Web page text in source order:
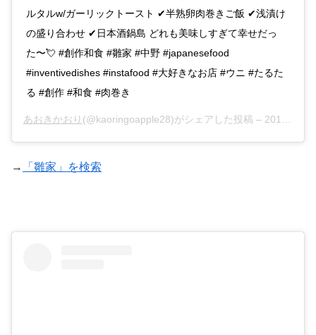
ルタルw/ガーリックトースト ✔︎半熟卵肉巻きご飯 ✔︎浅漬け
の盛り合わせ ✔︎日本酒鍋島 どれも美味しすぎて幸せだっ
た〜💘 #創作和食 #雛家 #中野 #japanesefood
#inventivedishes #instafood #大好きなお店 #ウニ #たるた
る #創作 #和食 #肉巻き
あおきかおり (@kaoringoapple28)がシェアした投稿 – 2019年11月月7日午前3時00分PST
→ 「雛家」を検索